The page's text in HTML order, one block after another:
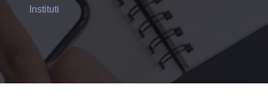
Instituti